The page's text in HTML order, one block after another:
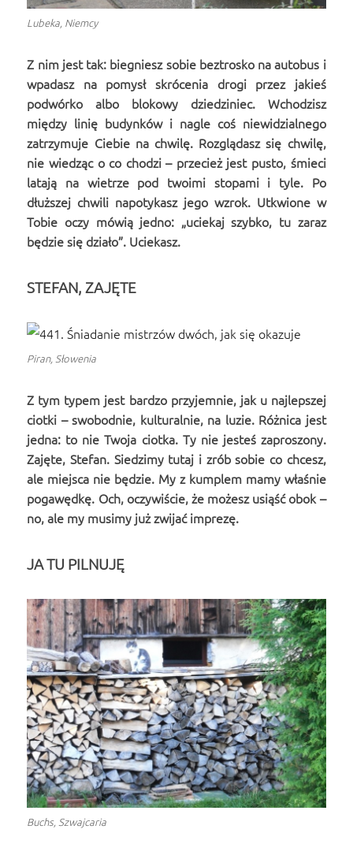
Lubeka, Niemcy
Z nim jest tak: biegniesz sobie beztrosko na autobus i
wpadasz na pomysł skrócenia drogi przez jakieś
podwórko albo blokowy dziedziniec. Wchodzisz
między linię budynków i nagle coś niewidzialnego
zatrzymuje Ciebie na chwilę. Rozglądasz się chwilę,
nie wiedząc o co chodzi – przecież jest pusto, śmieci
latają na wietrze pod twoimi stopami i tyle. Po
dłuższej chwili napotykasz jego wzrok. Utkwione w
Tobie oczy mówią jedno: „uciekaj szybko, tu zaraz
będzie się działo”. Uciekasz.
STEFAN, ZAJĘTE
Piran, Słowenia
Z tym typem jest bardzo przyjemnie, jak u najlepszej
ciotki – swobodnie, kulturalnie, na luzie. Różnica jest
jedna: to nie Twoja ciotka. Ty nie jesteś zaproszony.
Zajęte, Stefan. Siedzimy tutaj i zrób sobie co chcesz,
ale miejsca nie będzie. My z kumplem mamy właśnie
pogawędkę. Och, oczywiście, że możesz usiąść obok –
no, ale my musimy już zwijać imprezę.
JA TU PILNUJĘ
Buchs, Szwajcaria